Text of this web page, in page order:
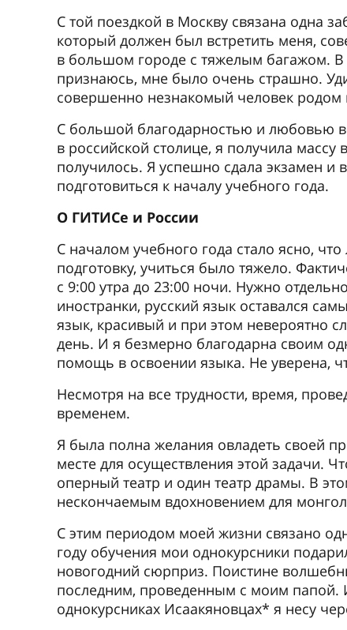
С той поездкой в Москву связана одна
который должен был встретить меня,
в большом городе с тяжелым багажом. В
признаюсь, мне было очень страшно.
совершенно незнакомый человек родом
С большой благодарностью и любовью
в российской столице, я получила массу
получилось. Я успешно сдала экзамен и
подготовиться к началу учебного года.
О ГИТИСе и России
С началом учебного года стало ясно,
подготовку, учиться было тяжело.
с 9:00 утра до 23:00 ночи. Нужно
иностранки, русский язык оставался
язык, красивый и при этом невероятно
день. И я безмерно благодарна своим
помощь в освоении языка. Не уверена,
Несмотря на все трудности, время,
временем.
Я была полна желания овладеть своей
месте для осуществления этой задачи.
оперный театр и один театр драмы. В
нескончаемым вдохновением для
С этим периодом моей жизни связано
году обучения мои однокурсники
новогодний сюрприз. Поистине
последним, проведенным с моим папой.
однокурсниках Исаакяновцах* я несу